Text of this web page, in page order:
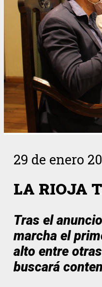
29 de enero
LA RIOJA
Tras el
marcha el
alto entre
buscará